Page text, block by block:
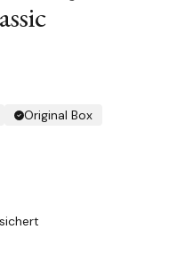
Original Box